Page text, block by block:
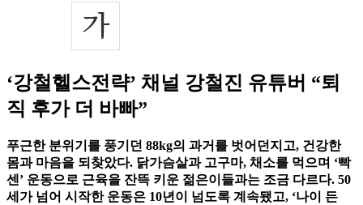
‘강철헬스전략’ 채널 강철진 유튜버 “퇴
직 후가 더 바빠”
푸근한 분위기를 풍기던 88kg의 과거를 벗어던지고, 건강한
몸과 마음을 되찾았다. 닭가슴살과 고구마, 채소를 먹으며 ‘빡
센’ 운동으로 근육을 잔뜩 키운 젊은이들과는 조금 다르다. 50
세가 넘어 시작한 운동은 10년이 넘도록 계속됐고, ‘나이 든